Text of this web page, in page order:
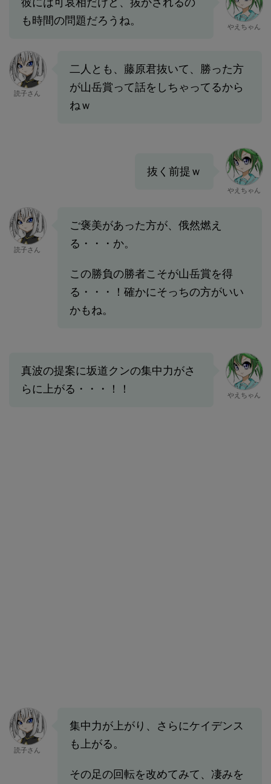
も時間の問題だろうね。
やえちゃん
読子さん
二人とも、藤原君抜いて、勝った方
が山岳賞って話をしちゃってるから
ねｗ
抜く前提ｗ
やえちゃん
読子さん
ご褒美があった方が、俄然燃え
る・・・か。
この勝負の勝者こそが山岳賞を得
る・・・！確かにそっちの方がいい
かもね。
真波の提案に坂道クンの集中力がさ
らに上がる・・・！！
やえちゃん
読子さん
集中力が上がり、さらにケイデンス
も上がる。
その足の回転を改めてみて、凄みを